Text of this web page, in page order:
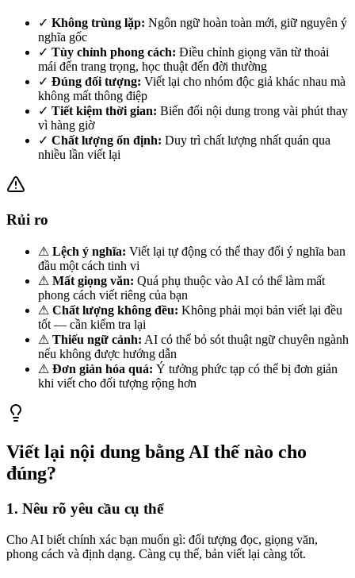
✓ Không trùng lặp: Ngôn ngữ hoàn toàn mới, giữ nguyên ý
nghĩa gốc
✓ Tùy chỉnh phong cách: Điều chỉnh giọng văn từ thoải
mái đến trang trọng, học thuật đến đời thường
✓ Đúng đối tượng: Viết lại cho nhóm độc giả khác nhau mà
không mất thông điệp
✓ Tiết kiệm thời gian: Biến đổi nội dung trong vài phút thay
vì hàng giờ
✓ Chất lượng ổn định: Duy trì chất lượng nhất quán qua
nhiều lần viết lại
Rủi ro
⚠ Lệch ý nghĩa: Viết lại tự động có thể thay đổi ý nghĩa ban
đầu một cách tinh vi
⚠ Mất giọng văn: Quá phụ thuộc vào AI có thể làm mất
phong cách viết riêng của bạn
⚠ Chất lượng không đều: Không phải mọi bản viết lại đều
tốt — cần kiểm tra lại
⚠ Thiếu ngữ cảnh: AI có thể bỏ sót thuật ngữ chuyên ngành
nếu không được hướng dẫn
⚠ Đơn giản hóa quá: Ý tưởng phức tạp có thể bị đơn giản
khi viết cho đối tượng rộng hơn
Viết lại nội dung bằng AI thế nào cho
đúng?
1. Nêu rõ yêu cầu cụ thể
Cho AI biết chính xác bạn muốn gì: đối tượng đọc, giọng văn,
phong cách và định dạng. Càng cụ thể, bản viết lại càng tốt.